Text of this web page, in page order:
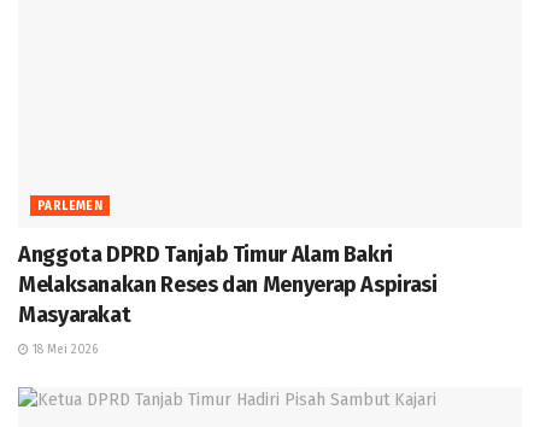
PARLEMEN
Anggota DPRD Tanjab Timur Alam Bakri
Melaksanakan Reses dan Menyerap Aspirasi
Masyarakat
18 Mei 2026